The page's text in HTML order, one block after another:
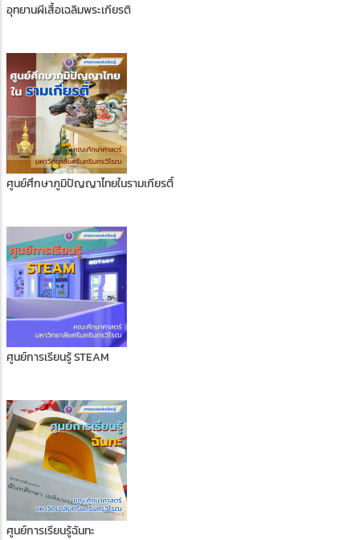
อุทยานผีเสื้อเฉลิมพระเกียรติ
ศูนย์ศึกษาภูมิปัญญาไทยในรามเกียรติ์
ศูนย์การเรียนรู้ STEAM
ศูนย์การเรียนรู้ฉันทะ